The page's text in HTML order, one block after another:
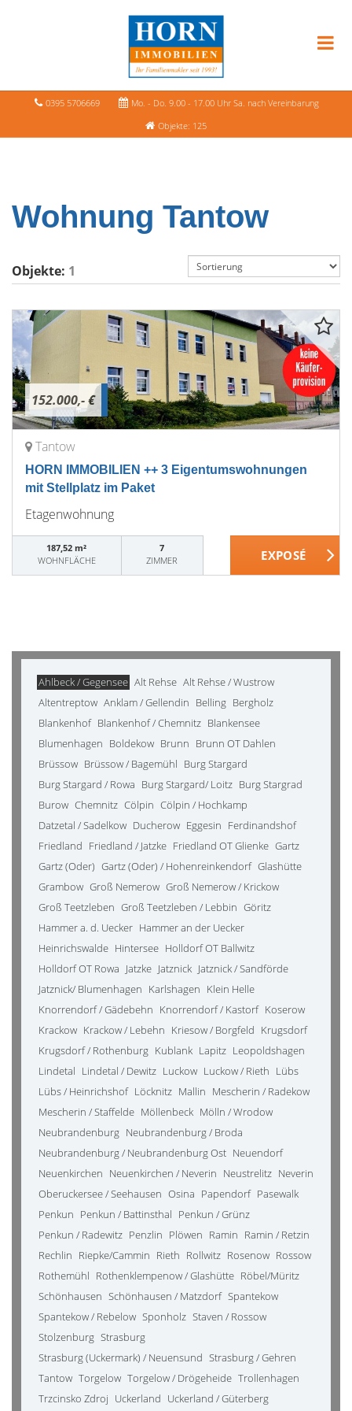
0395 5706669
Mo. - Do. 9.00 - 17.00 Uhr Sa. nach Vereinbarung
Objekte: 125
Wohnung Tantow
Objekte: 1
152.000,- €
Tantow
HORN IMMOBILIEN ++ 3 Eigentumswohnungen
mit Stellplatz im Paket
Etagenwohnung
187,52 m²
WOHNFLÄCHE
7
ZIMMER
Ahlbeck / Gegensee Alt Rehse Alt Rehse / Wustrow
Altentreptow Anklam / Gellendin Belling Bergholz
Blankenhof Blankenhof / Chemnitz Blankensee
Blumenhagen Boldekow Brunn Brunn OT Dahlen
Brüssow Brüssow / Bagemühl Burg Stargard
Burg Stargard / Rowa Burg Stargard/ Loitz Burg Stargrad
Burow Chemnitz Cölpin Cölpin / Hochkamp
Datzetal / Sadelkow Ducherow Eggesin Ferdinandshof
Friedland Friedland / Jatzke Friedland OT Glienke Gartz
Gartz (Oder) Gartz (Oder) / Hohenreinkendorf Glashütte
Grambow Groß Nemerow Groß Nemerow / Krickow
Groß Teetzleben Groß Teetzleben / Lebbin Göritz
Hammer a. d. Uecker Hammer an der Uecker
Heinrichswalde Hintersee Holldorf OT Ballwitz
Holldorf OT Rowa Jatzke Jatznick Jatznick / Sandförde
Jatznick/ Blumenhagen Karlshagen Klein Helle
Knorrendorf / Gädebehn Knorrendorf / Kastorf Koserow
Krackow Krackow / Lebehn Kriesow / Borgfeld Krugsdorf
Krugsdorf / Rothenburg Kublank Lapitz Leopoldshagen
Lindetal Lindetal / Dewitz Luckow Luckow / Rieth Lübs
Lübs / Heinrichshof Löcknitz Mallin Mescherin / Radekow
Mescherin / Staffelde Möllenbeck Mölln / Wrodow
Neubrandenburg Neubrandenburg / Broda
Neubrandenburg / Neubrandenburg Ost Neuendorf
Neuenkirchen Neuenkirchen / Neverin Neustrelitz Neverin
Oberuckersee / Seehausen Osina Papendorf Pasewalk
Penkun Penkun / Battinsthal Penkun / Grünz
Penkun / Radewitz Penzlin Plöwen Ramin Ramin / Retzin
Rechlin Riepke/Cammin Rieth Rollwitz Rosenow Rossow
Rothemühl Rothenklempenow / Glashütte Röbel/Müritz
Schönhausen Schönhausen / Matzdorf Spantekow
Spantekow / Rebelow Sponholz Staven / Rossow
Stolzenburg Strasburg
Strasburg (Uckermark) / Neuensund Strasburg / Gehren
Tantow Torgelow Torgelow / Drögeheide Trollenhagen
Trzcinsko Zdroj Uckerland Uckerland / Güterberg